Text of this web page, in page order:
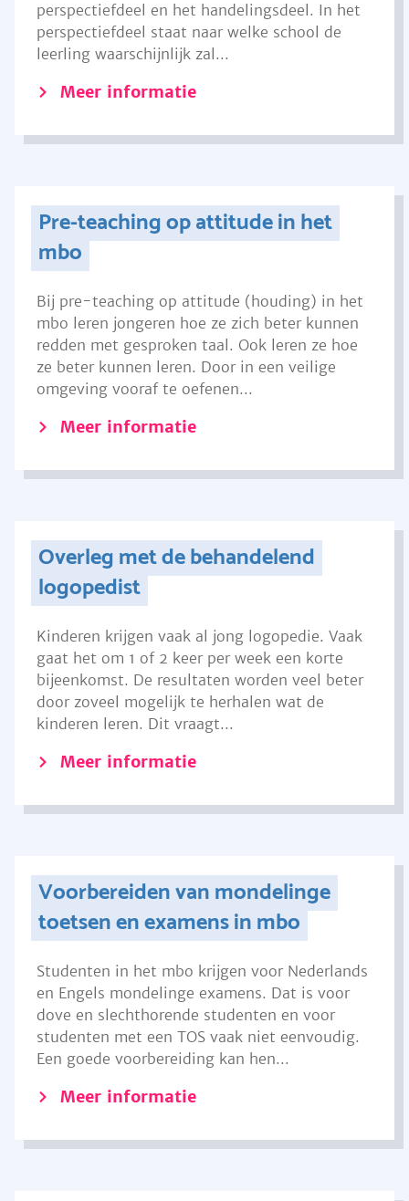
perspectiefdeel en het handelingsdeel. In het
perspectiefdeel staat naar welke school de
leerling waarschijnlijk zal...
Meer informatie
Pre-teaching op attitude in het
mbo
Bij pre-teaching op attitude (houding) in het
mbo leren jongeren hoe ze zich beter kunnen
redden met gesproken taal. Ook leren ze hoe
ze beter kunnen leren. Door in een veilige
omgeving vooraf te oefenen...
Meer informatie
Overleg met de behandelend
logopedist
Kinderen krijgen vaak al jong logopedie. Vaak
gaat het om 1 of 2 keer per week een korte
bijeenkomst. De resultaten worden veel beter
door zoveel mogelijk te herhalen wat de
kinderen leren. Dit vraagt...
Meer informatie
Voorbereiden van mondelinge
toetsen en examens in mbo
Studenten in het mbo krijgen voor Nederlands
en Engels mondelinge examens. Dat is voor
dove en slechthorende studenten en voor
studenten met een TOS vaak niet eenvoudig.
Een goede voorbereiding kan hen...
Meer informatie